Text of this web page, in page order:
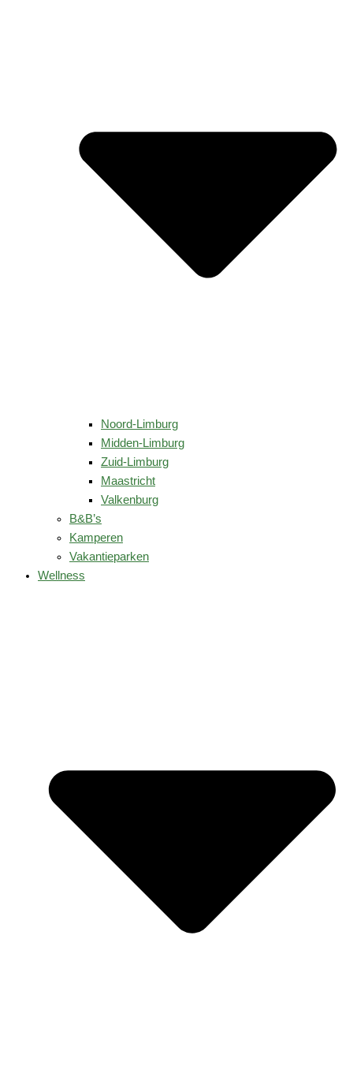
Noord-Limburg
Midden-Limburg
Zuid-Limburg
Maastricht
Valkenburg
B&B’s
Kamperen
Vakantieparken
Wellness